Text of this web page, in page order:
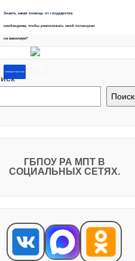
Знаете, какая помощь от государства
необходима, чтобы реализовать свой потенциал
на максимум?
Напишите об этом
Поиск
ГБПОУ РА МПТ В
СОЦИАЛЬНЫХ СЕТЯХ.